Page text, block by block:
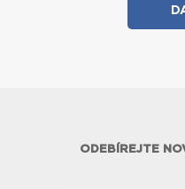
ODEBÍREJTE